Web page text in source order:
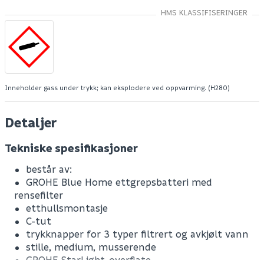
HMS KLASSIFISERINGER
Inneholder gass under trykk; kan eksplodere ved oppvarming. (H280)
Detaljer
Tekniske spesifikasjoner
består av:
GROHE Blue Home ettgrepsbatteri med
rensefilter
etthullsmontasje
C-tut
trykknapper for 3 typer filtrert og avkjølt vann
stille, medium, musserende